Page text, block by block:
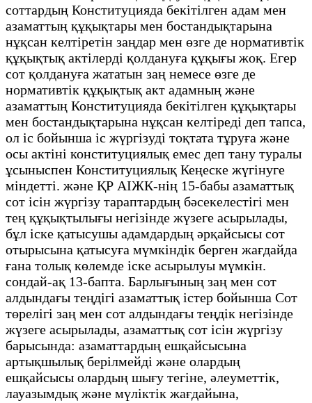
соттардың Конституцияда бекітілген адам мен
азаматтың құқықтары мен бостандықтарына
нұқсан келтіретін заңдар мен өзге де нормативтік
құқықтық актілерді қолдануға құқығы жоқ. Егер
сот қолдануға жататын заң немесе өзге де
нормативтік құқықтық акт адамның және
азаматтың Конституцияда бекітілген құқықтары
мен бостандықтарына нұқсан келтіреді деп тапса,
ол іс бойынша іс жүргізуді тоқтата тұруға және
осы актіні конституциялық емес деп тану туралы
ұсыныспен Конституциялық Кеңеске жүгінуге
міндетті. және ҚР АІЖК-нің 15-бабы азаматтық
сот ісін жүргізу тараптардың бәсекелестігі мен
тең құқықтылығы негізінде жүзеге асырылады,
бұл іске қатысушы адамдардың әрқайсысы сот
отырысына қатысуға мүмкіндік берген жағдайда
ғана толық көлемде іске асырылуы мүмкін.
сондай-ақ 13-бапта. Барлығының заң мен сот
алдындағы теңдігі азаматтық істер бойынша Сот
төрелігі заң мен сот алдындағы теңдік негізінде
жүзеге асырылады, азаматтық сот ісін жүргізу
барысында: азаматтардың ешқайсысына
артықшылық берілмейді және олардың
ешқайсысы олардың шығу тегіне, әлеуметтік,
лауазымдық және мүліктік жағдайына,